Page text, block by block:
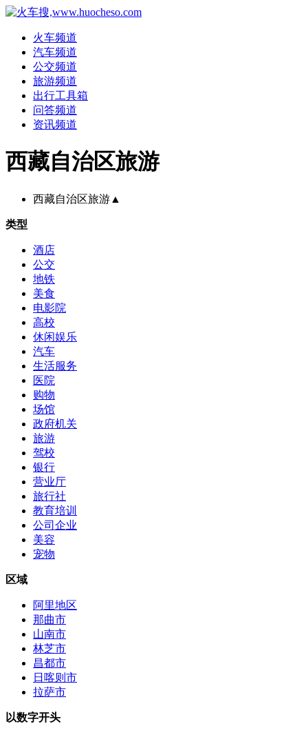
火车频道
汽车频道
公交频道
旅游频道
出行工具箱
问答频道
资讯频道
西藏自治区旅游
西藏自治区旅游 ▲
类型
酒店
公交
地铁
美食
电影院
高校
休闲娱乐
汽车
生活服务
医院
购物
场馆
政府机关
旅游
驾校
银行
营业厅
旅行社
教育培训
公司企业
美容
宠物
区域
阿里地区
那曲市
山南市
林芝市
昌都市
日喀则市
拉萨市
以数字开头